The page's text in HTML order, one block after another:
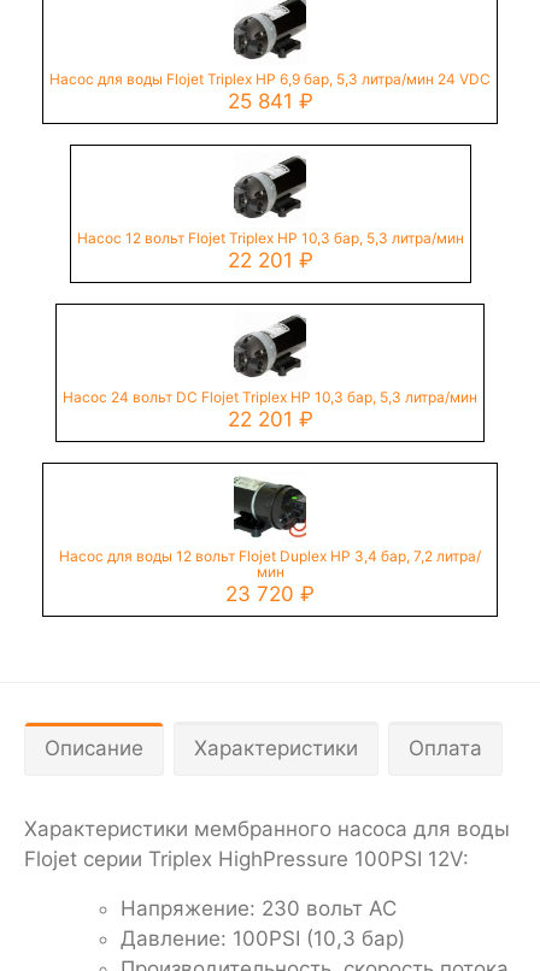
Насос для воды Flojet Triplex HP 6,9 бар, 5,3 литра/мин 24 VDC
25 841 ₽
Насос 12 вольт Flojet Triplex HP 10,3 бар, 5,3 литра/мин
22 201 ₽
Насос 24 вольт DC Flojet Triplex HP 10,3 бар, 5,3 литра/мин
22 201 ₽
Насос для воды 12 вольт Flojet Duplex HP 3,4 бар, 7,2 литра/
мин
23 720 ₽
Описание Характеристики Оплата
Характеристики мембранного насоса для воды
Flojet серии Triplex HighPressure 100PSI 12V:
Напряжение: 230 вольт AC
Давление: 100PSI (10,3 бар)